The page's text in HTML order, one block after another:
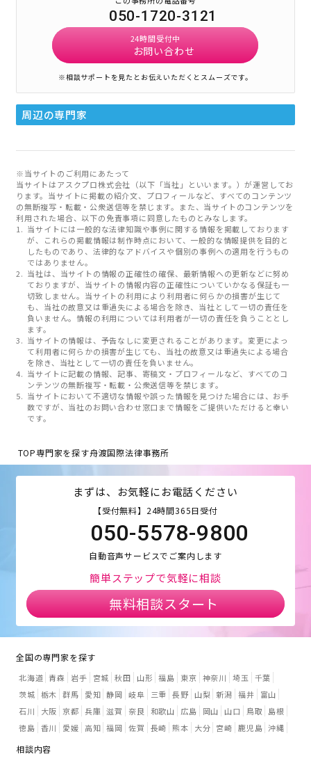
050-1720-3121
24時間受付中
お問い合わせ
※相談サポートを見たとお伝えいただくとスムーズです。
周辺の専門家
※当サイトのご利用にあたって
当サイトはアスクプロ株式会社（以下「当社」といいます。）が運営してお
ります。当サイトに掲載の紹介文、プロフィールなど、すべてのコンテンツ
の無断複写・転載・公衆送信等を禁じます。また、当サイトのコンテンツを
利用された場合、以下の免責事項に同意したものとみなします。
当サイトには一般的な法律知識や事例に関する情報を掲載しております
が、これらの掲載情報は制作時点において、一般的な情報提供を目的と
したものであり、法律的なアドバイスや個別の事例への適用を行うもの
ではありません。
当社は、当サイトの情報の正確性の確保、最新情報への更新などに努め
ておりますが、当サイトの情報内容の正確性についていかなる保証も一
切致しません。当サイトの利用により利用者に何らかの損害が生じて
も、当社の故意又は重過失による場合を除き、当社として一切の責任を
負いません。情報の利用については利用者が一切の責任を負うこととし
ます。
当サイトの情報は、予告なしに変更されることがあります。変更によっ
て利用者に何らかの損害が生じても、当社の故意又は重過失による場合
を除き、当社として一切の責任を負いません。
当サイトに記載の情報、記事、寄稿文・プロフィールなど、すべてのコ
ンテンツの無断複写・転載・公衆送信等を禁じます。
当サイトにおいて不適切な情報や誤った情報を見つけた場合には、お手
数ですが、当社のお問い合わせ窓口まで情報をご提供いただけると幸い
です。
TOP専門家を探す舟渡国際法律事務所
まずは、お気軽にお電話ください
【受付無料】24時間365日受付
050-5578-9800
自動音声サービスでご案内します
簡単ステップで気軽に相談
無料相談スタート
全国の専門家を探す
北海道 青森 岩手 宮城 秋田 山形 福島 東京 神奈川 埼玉
千葉
茨城 栃木 群馬 愛知 静岡 岐阜 三重 長野 山梨 新潟 福井
富山
石川
大阪 京都 兵庫 滋賀 奈良 和歌山 広島 岡山 山口 鳥取
島根
徳島 香川 愛媛 高知 福岡 佐賀 長崎 熊本 大分 宮崎 鹿児島 沖縄
相談内容